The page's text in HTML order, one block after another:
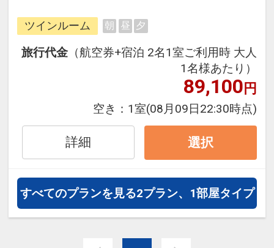
できるダイナミックパッケージだか
ら、一都市滞在はもちろん周遊旅行
にも最適！
旅行期間中の1泊だけの宿泊や延
泊・飛び泊なども自由自在です。
フライトは、安心のJAL（または
JALグループ）確約！フライトマイ
ル50%貯まります。
オプションでレンタカーや現地交
通・体験プランなどの追加（同時予
約）が可能なプランもございます。
ツインルーム 朝 昼 夕
旅行代金 （航空券+宿泊 2名1室ご利用時 大人
1名様あたり）
89,100円
空き： 1室(08月09日22:30時点)
詳細 選択
すべてのプランを見る2プラン、1部屋タイプ